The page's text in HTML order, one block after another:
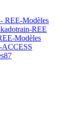
REE-Modèles
REE
Modèles
ACCESS